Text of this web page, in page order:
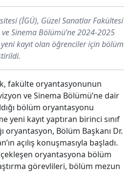
(İGÜ), Güzel Sanatlar Fakültesi
ve Sinema Bölümü’ne 2024-2025
yeni kayıt olan öğrenciler için bölüm
fakülte oryantasyonunun
ve Sinema Bölümü’ne dair
bölüm oryantasyonu
yeni kayıt yaptıran birinci sınıf
oryantasyon, Bölüm Başkanı Dr.
açılış konuşmasıyla başladı.
oryantasyona bölüm
görevlileri, bölüm mezun